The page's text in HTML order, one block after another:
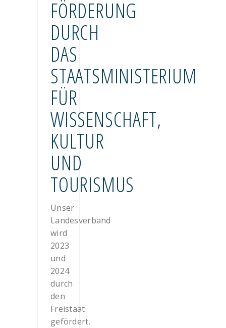
FÖRDERUNG
DURCH
DAS
STAATSMINISTERIUM
FÜR
WISSENSCHAFT,
KULTUR
UND
TOURISMUS
Unser
Landesverband
wird
2023
und
2024
durch
den
Freistaat
gefördert.